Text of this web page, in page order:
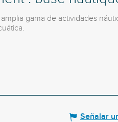
gama de actividades
Señalar